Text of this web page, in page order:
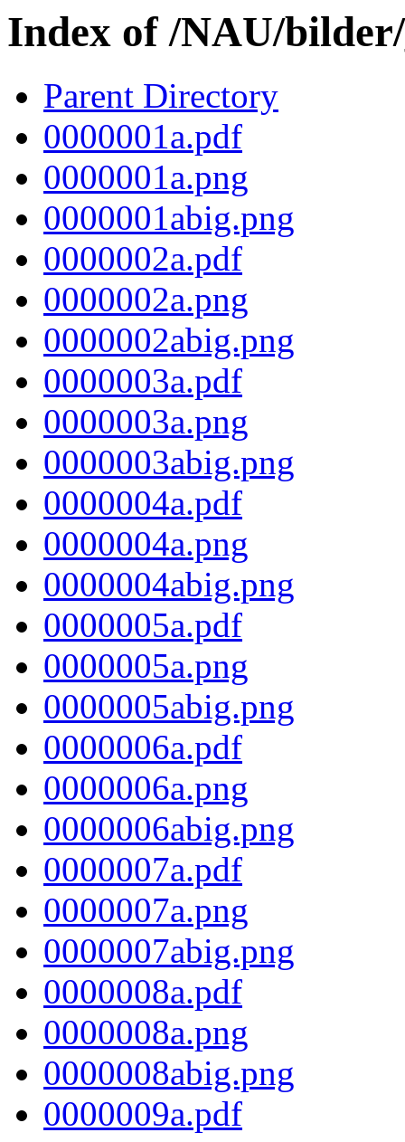
Index of /NAU/
Parent Directory
0000001a.pdf
0000001a.png
0000001abig.png
0000002a.pdf
0000002a.png
0000002abig.png
0000003a.pdf
0000003a.png
0000003abig.png
0000004a.pdf
0000004a.png
0000004abig.png
0000005a.pdf
0000005a.png
0000005abig.png
0000006a.pdf
0000006a.png
0000006abig.png
0000007a.pdf
0000007a.png
0000007abig.png
0000008a.pdf
0000008a.png
0000008abig.png
0000009a.pdf